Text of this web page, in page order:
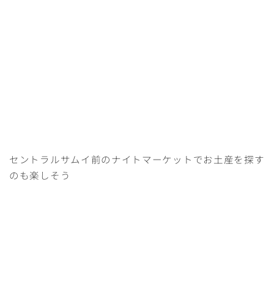
セントラルサムイ前のナイトマーケットでお土産を探す
のも楽しそう